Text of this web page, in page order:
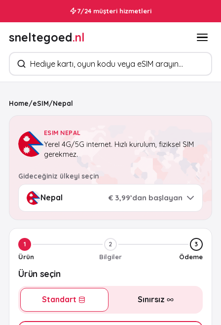
7/24 müşteri hizmetleri
sneltegoed.nl
Ürün arayın
Home/eSIM/Nepal
ESIM NEPAL
Yerel 4G/5G internet. Hızlı kurulum, fiziksel SIM
gerekmez.
Gideceğiniz ülkeyi seçin
€ 3,99’dan başlayan
1
Ürün
2
Bilgiler
3
Ödeme
Ürün seçin
Standart Sınırsız